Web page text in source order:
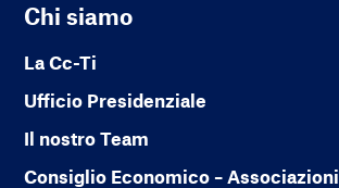
Chi siamo
La Cc-Ti
Ufficio Presidenziale
Il nostro Team
Consiglio Economico – Associazioni